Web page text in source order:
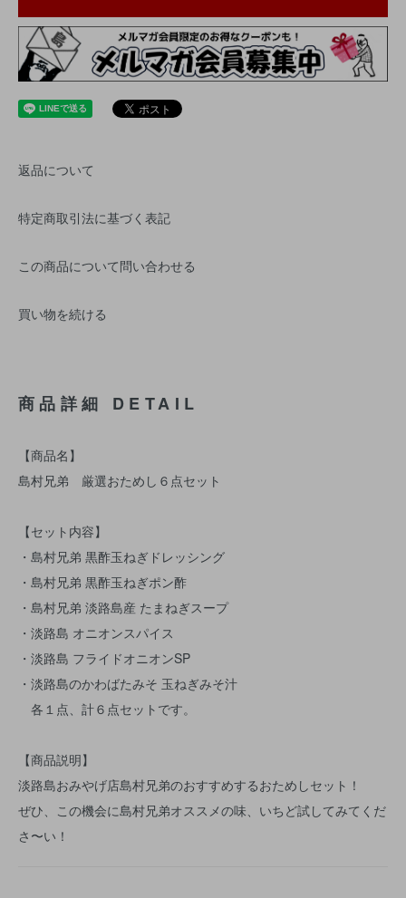
返品について
特定商取引法に基づく表記
この商品について問い合わせる
買い物を続ける
商品詳細 DETAIL
【商品名】
島村兄弟 厳選おためし６点セット
【セット内容】
・島村兄弟 黒酢玉ねぎドレッシング
・島村兄弟 黒酢玉ねぎポン酢
・島村兄弟 淡路島産 たまねぎスープ
・淡路島 オニオンスパイス
・淡路島 フライドオニオンSP
・淡路島のかわばたみそ 玉ねぎみそ汁
各１点、計６点セットです。
【商品説明】
淡路島おみやげ店島村兄弟のおすすめするおためしセット！
ぜひ、この機会に島村兄弟オススメの味、いちど試してみてくだ
さ〜い！